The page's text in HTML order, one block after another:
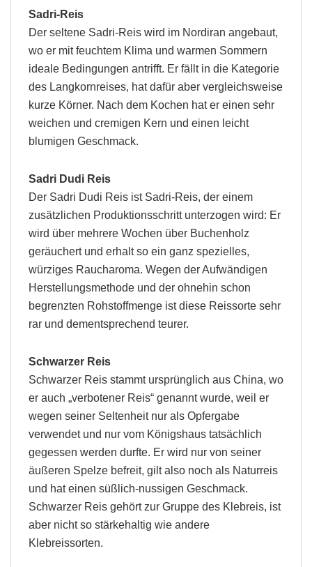
Sadri-Reis
Der seltene Sadri-Reis wird im Nordiran angebaut,
wo er mit feuchtem Klima und warmen Sommern
ideale Bedingungen antrifft. Er fällt in die Kategorie
des Langkornreises, hat dafür aber vergleichsweise
kurze Körner. Nach dem Kochen hat er einen sehr
weichen und cremigen Kern und einen leicht
blumigen Geschmack.
Sadri Dudi Reis
Der Sadri Dudi Reis ist Sadri-Reis, der einem
zusätzlichen Produktionsschritt unterzogen wird: Er
wird über mehrere Wochen über Buchenholz
geräuchert und erhalt so ein ganz spezielles,
würziges Raucharoma. Wegen der Aufwändigen
Herstellungsmethode und der ohnehin schon
begrenzten Rohstoffmenge ist diese Reissorte sehr
rar und dementsprechend teurer.
Schwarzer Reis
Schwarzer Reis stammt ursprünglich aus China, wo
er auch „verbotener Reis“ genannt wurde, weil er
wegen seiner Seltenheit nur als Opfergabe
verwendet und nur vom Königshaus tatsächlich
gegessen werden durfte. Er wird nur von seiner
äußeren Spelze befreit, gilt also noch als Naturreis
und hat einen süßlich-nussigen Geschmack.
Schwarzer Reis gehört zur Gruppe des Klebreis, ist
aber nicht so stärkehaltig wie andere
Klebreissorten.